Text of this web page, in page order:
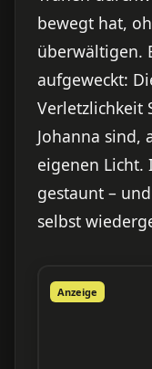
bewegt hat,
überwältigen.
aufgeweckt:
Verletzlichkeit
Johanna sind,
eigenen Licht.
gestaunt –
selbst
Anzeige